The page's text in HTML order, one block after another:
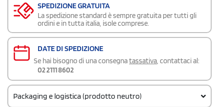
SPEDIZIONE GRATUITA
La spedizione standard è sempre gratuita per tutti gli
ordini e in tutta italia, isole comprese.
DATE DI SPEDIZIONE
Se hai bisogno di una consegnatassativa, contattaci al:
02 2111 8602
Packaging e logistica (prodotto neutro)